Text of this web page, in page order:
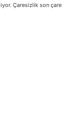
Çaresizlik son çare